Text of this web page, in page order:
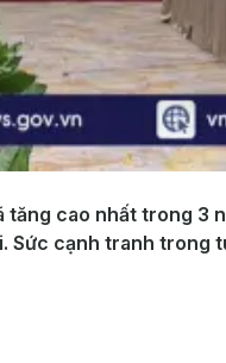
cao nhất trong 3
cạnh tranh trong